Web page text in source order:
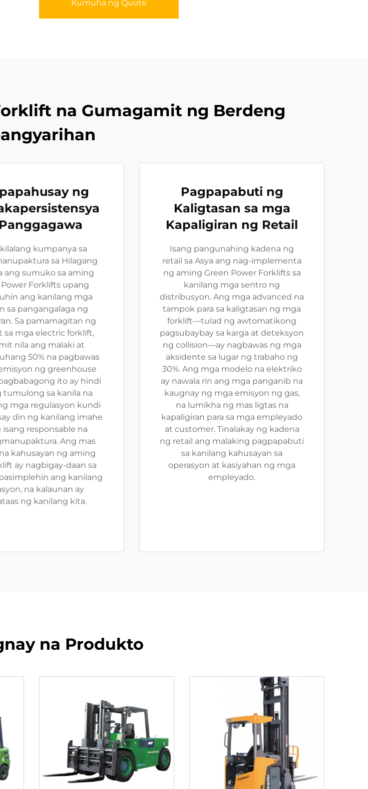
Kumuha ng Quote
na Gumagamit ng Berdeng
ng
kumpanya sa
sa Hilagang
ang sumuko sa aming
Power Forklifts upang
ang kanilang mga
sa pangangalaga ng
Sa pamamagitan ng
sa mga electric forklift,
nila ang malaki at
50% na pagbawas
ng greenhouse
ito ay hindi
tumulong sa kanila na
mga regulasyon kundi
din ng kanilang imahe
isang responsable na
Ang mas
kahusayan ng aming
ay nagbigay-daan sa
ang kanilang
na kalaunan ay
ng kanilang kita.
Pagpapabuti ng
Kaligtasan sa mga
Kapaligiran ng Retail
Isang pangunahing kadena ng
retail sa Asya ang nag-implementa
ng aming Green Power Forklifts sa
kanilang mga sentro ng
distribusyon. Ang mga advanced na
tampok para sa kaligtasan ng mga
forklift—tulad ng awtomatikong
pagsubaybay sa karga at deteksyon
ng collision—ay nagbawas ng mga
aksidente sa lugar ng trabaho ng
30%. Ang mga modelo na elektriko
ay nawala rin ang mga panganib na
kaugnay ng mga emisyon ng gas,
na lumikha ng mas ligtas na
kapaligiran para sa mga empleyado
at customer. Tinalakay ng kadena
ng retail ang malaking pagpapabuti
sa kanilang kahusayan sa
operasyon at kasiyahan ng mga
empleyado.
na Produkto